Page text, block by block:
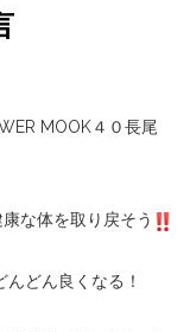
MOOK４０長尾
な体を取り戻そう
どん良くなる！